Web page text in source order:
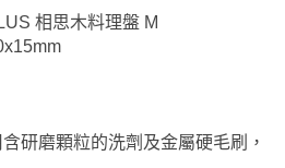
相思木料理盤 M
研磨顆粒的洗劑及金屬硬毛刷，